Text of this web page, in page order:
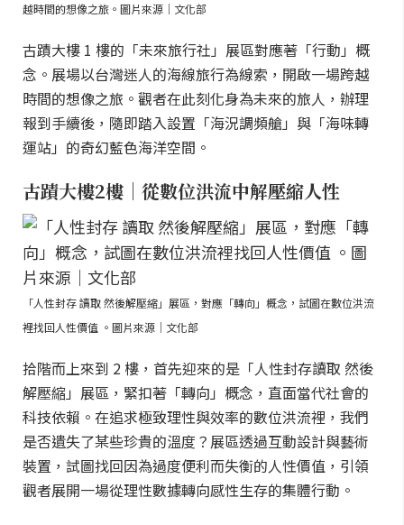
越時間的想像之旅。圖片來源｜文化部
古蹟大樓 1 樓的「未來旅行社」展區對應著「行動」概
念。展場以台灣迷人的海線旅行為線索，開啟一場跨越
時間的想像之旅。觀者在此刻化身為未來的旅人，辦理
報到手續後，隨即踏入設置「海況調頻艙」與「海味轉
運站」的奇幻藍色海洋空間。
古蹟大樓2樓｜從數位洪流中解壓縮人性
「人性封存 讀取 然後解壓縮」展區，對應「轉向」概念，試圖在數位洪流
裡找回人性價值 。圖片來源｜文化部
拾階而上來到 2 樓，首先迎來的是「人性封存讀取 然後
解壓縮」展區，緊扣著「轉向」概念，直面當代社會的
科技依賴。在追求極致理性與效率的數位洪流裡，我們
是否遺失了某些珍貴的溫度？展區透過互動設計與藝術
裝置，試圖找回因為過度便利而失衡的人性價值，引領
觀者展開一場從理性數據轉向感性生存的集體行動。